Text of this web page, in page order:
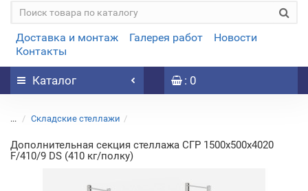
Доставка и монтаж Галерея работ
Новости
Контакты
Каталог : 0
... Складские стеллажи
Дополнительная секция стеллажа СГР 1500х500х4020
F/410/9 DS (410 кг/полку)